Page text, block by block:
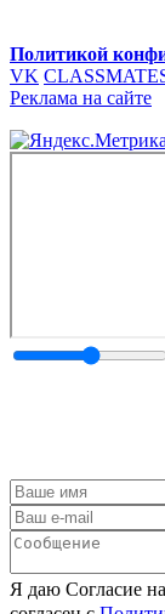
Политикой
VK
Реклама на сайте
Я даю Согласие